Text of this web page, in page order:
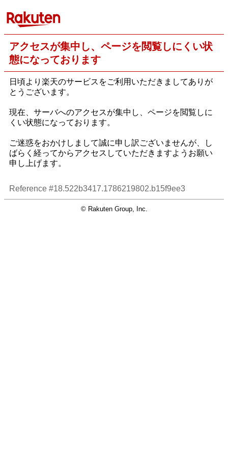
アクセスが集中し、ページを閲覧しにくい状
態になっております
日頃より楽天のサービスをご利用いただきましてありが
とうございます。
現在、サーバへのアクセスが集中し、ページを閲覧しに
くい状態になっております。
ご迷惑をおかけしまして誠に申し訳ございませんが、し
ばらく経ってからアクセスしていただきますようお願い
申し上げます。
Reference #18.522b3417.1786219802.b15f9ee3
© Rakuten Group, Inc.